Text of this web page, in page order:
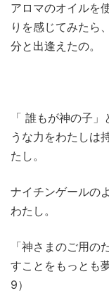
アロマのオイルを
りを感じてみたら
分と出逢えたの。
「 誰もが神の子
うな力をわたしは
たし。
ナイチンゲールの
わたし。
「神さまのご用
すことをもっとも
9）